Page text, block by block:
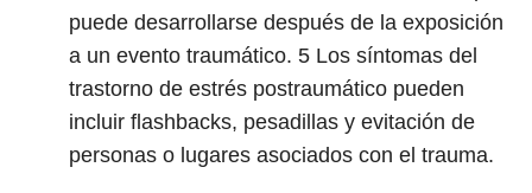
puede desarrollarse después de la exposición
a un evento traumático. 5 Los síntomas del
trastorno de estrés postraumático pueden
incluir flashbacks, pesadillas y evitación de
personas o lugares asociados con el trauma.